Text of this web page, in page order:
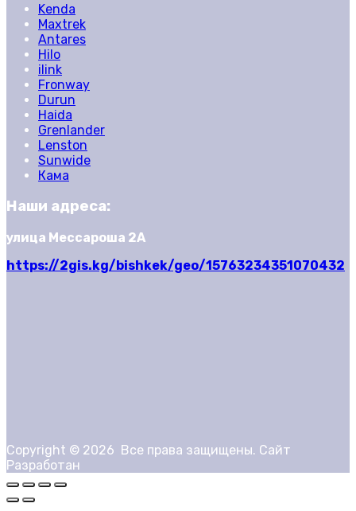
Kenda
Maxtrek
Antares
Hilo
ilink
Fronway
Durun
Haida
Grenlander
Lenston
Sunwide
Кама
Наши адреса:
улица Мессароша 2А
https://2gis.kg/bishkek/geo/15763234351070432
Copyright © 2026 Все права защищены. Сайт
Разработан